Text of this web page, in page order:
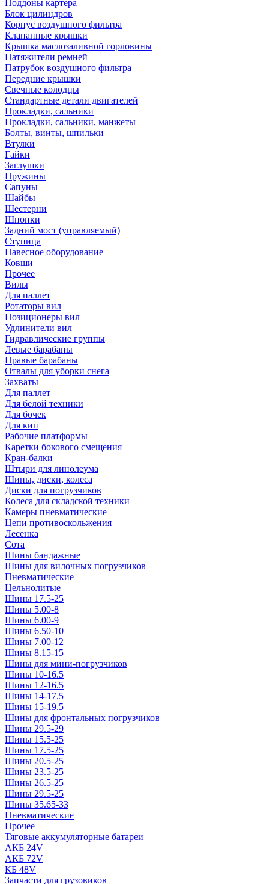
Поддоны картера
Блок цилиндров
Корпус воздушного фильтра
Клапанные крышки
Крышка маслозаливной горловины
Натяжители ремней
Патрубок воздушного фильтра
Передние крышки
Свечные колодцы
Стандартные детали двигателей
Прокладки, сальники
Прокладки, сальники, манжеты
Болты, винты, шпильки
Втулки
Гайки
Заглушки
Пружины
Сапуны
Шайбы
Шестерни
Шпонки
Задний мост (управляемый)
Ступица
Навесное оборудование
Ковши
Прочее
Вилы
Для паллет
Ротаторы вил
Позиционеры вил
Удлинители вил
Гидравлические группы
Левые барабаны
Правые барабаны
Отвалы для уборки снега
Захваты
Для паллет
Для белой техники
Для бочек
Для кип
Рабочие платформы
Каретки бокового смещения
Кран-балки
Штыри для линолеума
Шины, диски, колеса
Диски для погрузчиков
Колеса для складской техники
Камеры пневматические
Цепи противоскольжения
Лесенка
Сота
Шины бандажные
Шины для вилочных погрузчиков
Пневматические
Цельнолитые
Шины 17.5-25
Шины 5.00-8
Шины 6.00-9
Шины 6.50-10
Шины 7.00-12
Шины 8.15-15
Шины для мини-погрузчиков
Шины 10-16.5
Шины 12-16.5
Шины 14-17.5
Шины 15-19.5
Шины для фронтальных погрузчиков
Шины 29.5-29
Шины 15.5-25
Шины 17.5-25
Шины 20.5-25
Шины 23.5-25
Шины 26.5-25
Шины 29.5-25
Шины 35.65-33
Пневматические
Прочее
Тяговые аккумуляторные батареи
АКБ 24V
АКБ 72V
КБ 48V
Запчасти для грузовиков